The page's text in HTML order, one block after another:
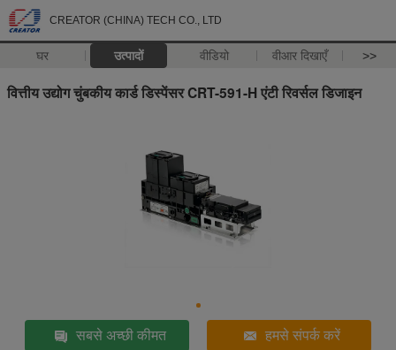
CREATOR (CHINA) TECH CO., LTD
घर उत्पादों वीडियो वीआर दिखाएँ >>
वित्तीय उद्योग चुंबकीय कार्ड डिस्पेंसर CRT-591-H एंटी रिवर्सल डिजाइन
सबसे अच्छी कीमत हमसे संपर्क करें